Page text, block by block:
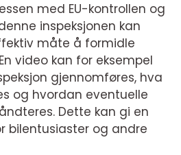
med EU-kontrollen og
inspeksjonen kan
måte å formidle
video kan for eksempel
gjennomføres, hva
og hvordan eventuelle
Dette kan gi en
bilentusiaster og andre